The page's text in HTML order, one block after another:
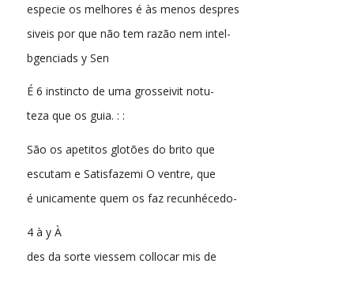
especie os melhores é às menos despres
siveis por que não tem razão nem intel-
bgenciads y Sen
É 6 instincto de uma grosseivit notu-
teza que os guia. : :
São os apetitos glotões do brito que
escutam e Satisfazemi O ventre, que
é unicamente quem os faz recunhécedo-
4 à y À
des da sorte viessem collocar mis de